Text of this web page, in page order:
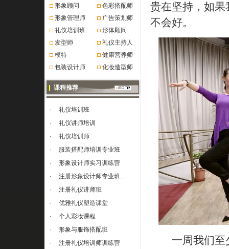
形象顾问
色彩搭配师
形象管理师
广告策划师
礼仪培训班...
形体顾问
发型师
礼仪主持人
模特
健康营养师
包装设计师
化妆造型师
课程推荐
·
礼仪培训班
·
礼仪讲师培训
·
礼仪培训师
·
服装搭配师培训专业班
·
形象设计师实习训练营
·
注册形象设计师专业班...
·
注册礼仪讲师班
·
优雅礼仪塑造课堂
·
个人彩妆课程
·
形象与服饰搭配班
·
注册礼仪培训师训练营
贵在坚持，如
不会好。
一周我们至少